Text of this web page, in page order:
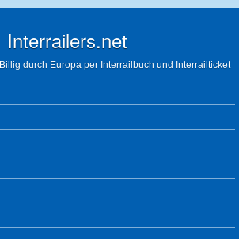
Interrailers.net
Billig durch Europa per Interrailbuch und Interrailticket